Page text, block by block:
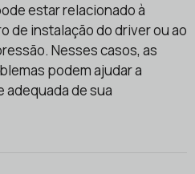
estar relacionado à
de instalação do driver ou ao
Nesses casos, as
podem ajudar a
adequada de sua